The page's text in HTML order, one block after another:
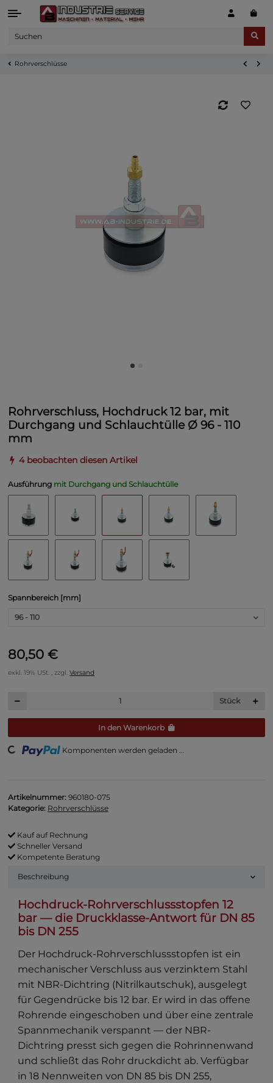
Rohrverschlüsse
Rohrverschluss, Hochdruck 12 bar, mit
Durchgang und Schlauchtülle Ø 96 - 110
mm
4 beobachten diesen Artikel
Ausführung mit Durchgang und Schlauchtülle
Spannbereich [mm]
96 - 110
80,50 €
exkl. 19% USt. , zzgl. Versand
Stück
In den Warenkorb
Komponenten werden geladen ...
Artikelnummer: 960180-075
Kategorie: Rohrverschlüsse
Kauf auf Rechnung
Schneller Versand
Kompetente Beratung
Beschreibung
Hochdruck-Rohrverschlussstopfen 12
bar — die Druckklasse-Antwort für DN 85
bis DN 255
Der Hochdruck-Rohrverschlussstopfen ist ein
mechanischer Verschluss aus verzinktem Stahl
mit NBR-Dichtring (Nitrilkautschuk), ausgelegt
für Gegendrücke bis 12 bar. Er wird in das offene
Rohrende eingeschoben und über eine zentrale
Spannmechanik verspannt — der NBR-
Dichtring presst sich gegen die Rohrinnenwand
und schließt das Rohr druckdicht ab. Verfügbar
in 18 Nennweiten von DN 85 bis DN 255,